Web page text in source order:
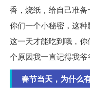
香，烧纸，给自己准
你们一个小秘密，这
这一天才能吃到哦，
个原因我一直记得我爷
春节当天，为什么